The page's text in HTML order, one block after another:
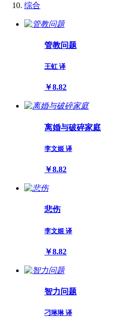
综合
管教问题
王虹 译
￥8.82
离婚与破碎家庭
李文姬 译
￥8.82
悲伤
李文姬 译
￥8.82
智力问题
刁琳琳 译